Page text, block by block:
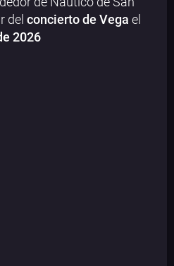
del concierto de Vega el
2026